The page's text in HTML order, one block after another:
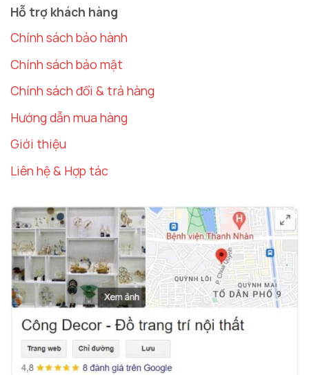
Hỗ trợ khách hàng
Chính sách bảo hành
Chính sách bảo mật
Chính sách đổi & trả hàng
Hướng dẫn mua hàng
Giới thiệu
Liên hệ & Hợp tác